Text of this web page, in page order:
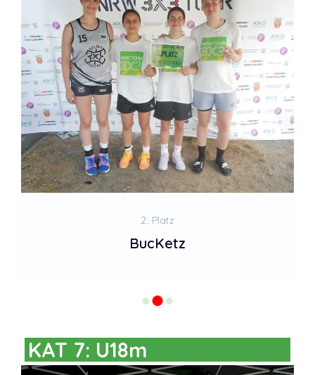
2. Platz
BucKetz
KAT 7: U18m